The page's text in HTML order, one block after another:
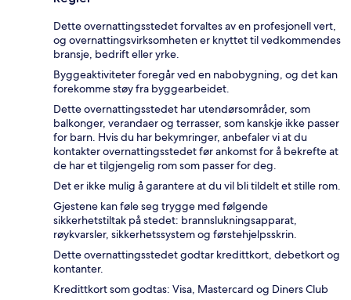
Dette overnattingsstedet forvaltes av en profesjonell vert,
og overnattingsvirksomheten er knyttet til vedkommendes
bransje, bedrift eller yrke.
Byggeaktiviteter foregår ved en nabobygning, og det kan
forekomme støy fra byggearbeidet.
Dette overnattingsstedet har utendørsområder, som
balkonger, verandaer og terrasser, som kanskje ikke passer
for barn. Hvis du har bekymringer, anbefaler vi at du
kontakter overnattingsstedet før ankomst for å bekrefte at
de har et tilgjengelig rom som passer for deg.
Det er ikke mulig å garantere at du vil bli tildelt et stille rom.
Gjestene kan føle seg trygge med følgende
sikkerhetstiltak på stedet: brannslukningsapparat,
røykvarsler, sikkerhetssystem og førstehjelpsskrin.
Dette overnattingsstedet godtar kredittkort, debetkort og
kontanter.
Kredittkort som godtas: Visa, Mastercard og Diners Club